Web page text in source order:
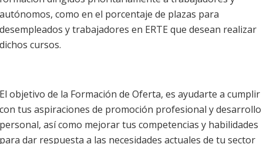
autónomos, como en el porcentaje de plazas para
desempleados y trabajadores en ERTE que desean realizar
dichos cursos.
El objetivo de la Formación de Oferta, es ayudarte a cumplir
con tus aspiraciones de promoción profesional y desarrollo
personal, así como mejorar tus competencias y habilidades
para dar respuesta a las necesidades actuales de tu sector